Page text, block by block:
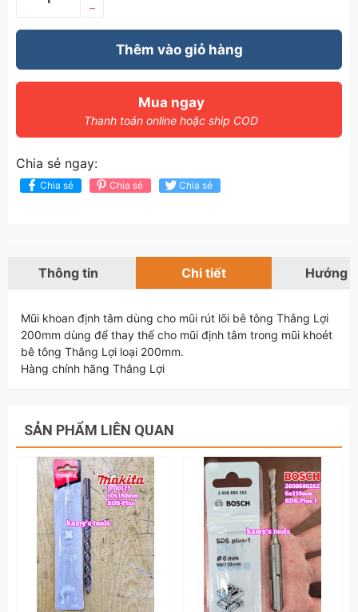
–
Thêm vào giỏ hàng
Mua ngay
Thanh toán online hoặc ship COD
Chia sẻ ngay:
Chia sẻ Chia sẻ Chia sẻ
Thông tin Chi tiết Hướng
Mũi khoan định tâm dùng cho mũi rút lõi bê tông Thắng Lợi
200mm dùng để thay thế cho mũi định tâm trong mũi khoét
bê tông Thắng Lợi loại 200mm.
Hàng chính hãng Thắng Lợi
SẢN PHẨM LIÊN QUAN